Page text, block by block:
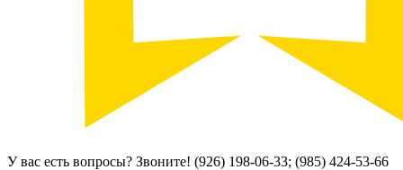
У вас есть вопросы? Звоните! (926) 198-06-33; (985) 424-53-66